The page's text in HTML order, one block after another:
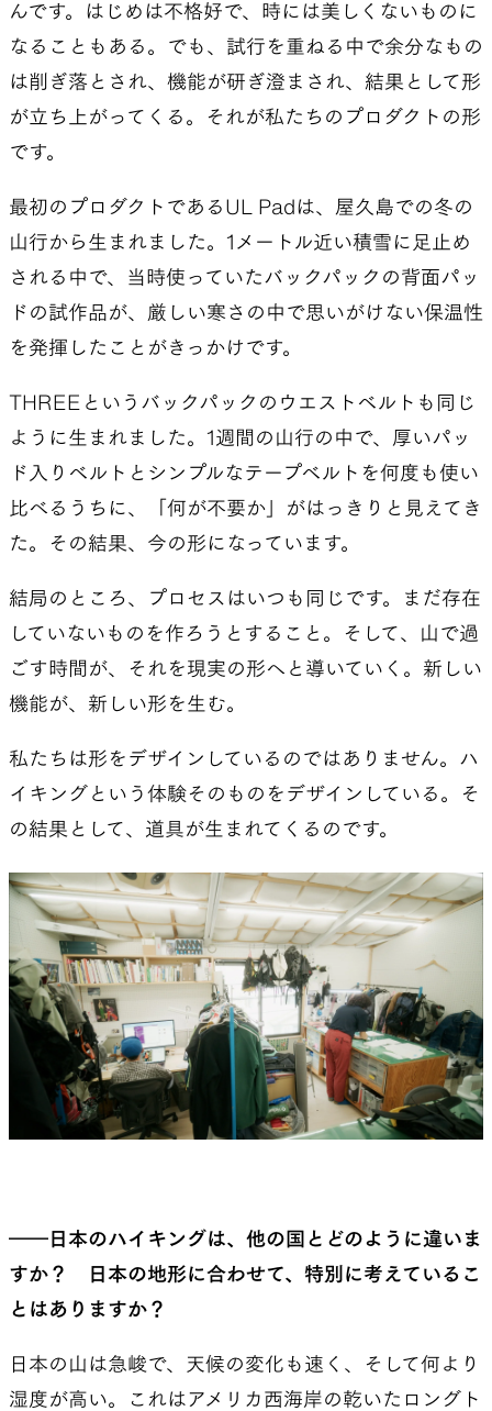
んです。はじめは不格好で、時には美しくないものに
なることもある。でも、試行を重ねる中で余分なもの
は削ぎ落とされ、機能が研ぎ澄まされ、結果として形
が立ち上がってくる。それが私たちのプロダクトの形
です。
最初のプロダクトであるUL Padは、屋久島での冬の
山行から生まれました。1メートル近い積雪に足止め
される中で、当時使っていたバックパックの背面パッ
ドの試作品が、厳しい寒さの中で思いがけない保温性
を発揮したことがきっかけです。
THREEというバックパックのウエストベルトも同じ
ように生まれました。1週間の山行の中で、厚いパッ
ド入りベルトとシンプルなテープベルトを何度も使い
比べるうちに、「何が不要か」がはっきりと見えてき
た。その結果、今の形になっています。
結局のところ、プロセスはいつも同じです。まだ存在
していないものを作ろうとすること。そして、山で過
ごす時間が、それを現実の形へと導いていく。新しい
機能が、新しい形を生む。
私たちは形をデザインしているのではありません。ハ
イキングという体験そのものをデザインしている。そ
の結果として、道具が生まれてくるのです。
――日本のハイキングは、他の国とどのように違いま
すか？ 日本の地形に合わせて、特別に考えているこ
とはありますか？
日本の山は急峻で、天候の変化も速く、そして何より
湿度が高い。これはアメリカ西海岸の乾いたロングト